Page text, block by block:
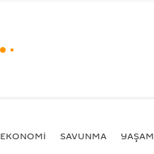
EKONOMİ SAVUNMA YAŞAM